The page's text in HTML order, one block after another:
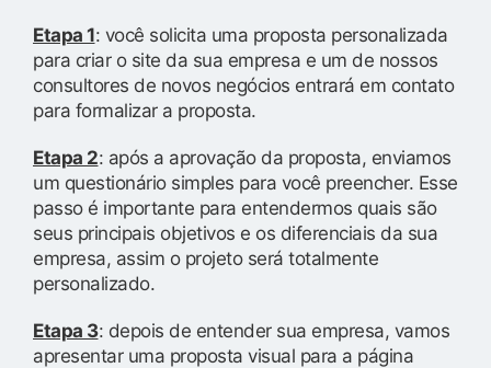
Etapa 1: você solicita uma proposta personalizada
para criar o site da sua empresa e um de nossos
consultores de novos negócios entrará em contato
para formalizar a proposta.
Etapa 2: após a aprovação da proposta, enviamos
um questionário simples para você preencher. Esse
passo é importante para entendermos quais são
seus principais objetivos e os diferenciais da sua
empresa, assim o projeto será totalmente
personalizado.
Etapa 3: depois de entender sua empresa, vamos
apresentar uma proposta visual para a página